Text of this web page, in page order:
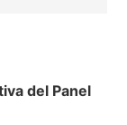
del Panel